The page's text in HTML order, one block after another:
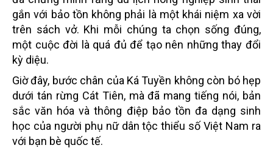
gắn với bảo tồn không phải là một khái niệm xa vời
trên sách vở. Khi mỗi chúng ta chọn sống đúng,
một cuộc đời là quá đủ để tạo nên những thay đổi
kỳ diệu.
Giờ đây, bước chân của Ká Tuyền không còn bó hẹp
dưới tán rừng Cát Tiên, mà đã mang tiếng nói, bản
sắc văn hóa và thông điệp bảo tồn đa dạng sinh
học của người phụ nữ dân tộc thiểu số Việt Nam ra
với bạn bè quốc tế.